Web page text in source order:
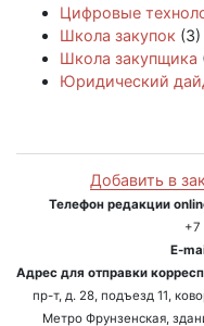
Цифровые
Школа закупок (3)
Школа закупщика
Юридический
Добавить в
Телефон редакции
+7
E-
Адрес для отправки
пр-т, д. 28, подъезд 11,
Метро Фрунзенская,